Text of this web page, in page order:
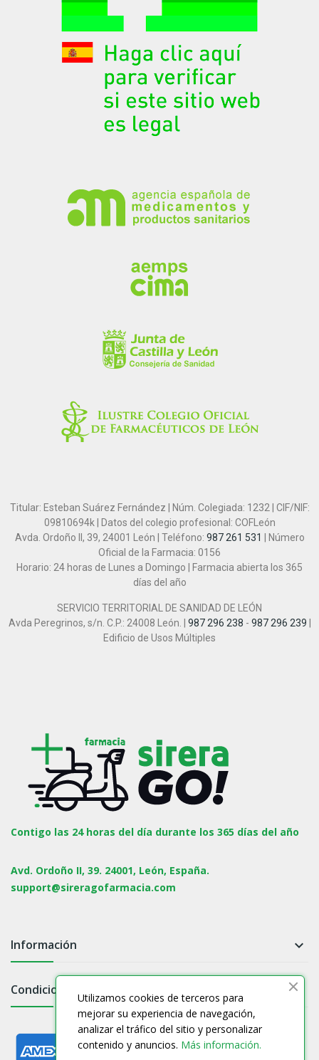
Titular: Esteban Suárez Fernández | Núm. Colegiada: 1232 | CIF/NIF:
09810694k | Datos del colegio profesional: COFLeón
Avda. Ordoño II, 39, 24001 León | Teléfono: 987 261 531
| Número
Oficial de la Farmacia: 0156
Horario: 24 horas de Lunes a Domingo | Farmacia abierta los 365
días del año
SERVICIO TERRITORIAL DE SANIDAD DE LEÓN
Avda Peregrinos, s/n. C.P.: 24008 León. | 987 296 238 - 987 296 239
Edificio de Usos Múltiples
Contigo las 24 horas del día durante los 365 días del año
Avd. Ordoño II, 39. 24001, León, España.
support@sireragofarmacia.com
Información 
Condiciones 
Utilizamos cookies de terceros para
mejorar su experiencia de navegación,
analizar el tráfico del sitio y personalizar
contenido y anuncios. Más información.